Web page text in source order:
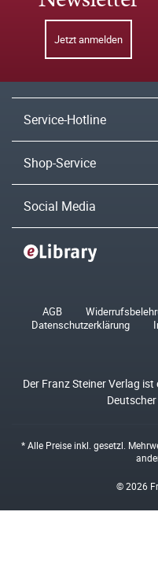
Jetzt anmelden
Service-Hotline
Shop-Service
Social Media
AGB
Datenschutzerklärung
Der Franz Steiner Verlag
* Alle Preise inkl. gesetzl.
© 2026